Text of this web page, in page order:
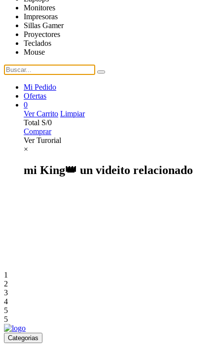
Monitores
Impresoras
Sillas Gamer
Proyectores
Teclados
Mouse
Mi Pedido
Ofertas
0
Ver Carrito Limpiar
Total S/0
Comprar
Ver Turorial
×
mi King👑 un videito relacionado
1
2
3
4
5
5
Categorias